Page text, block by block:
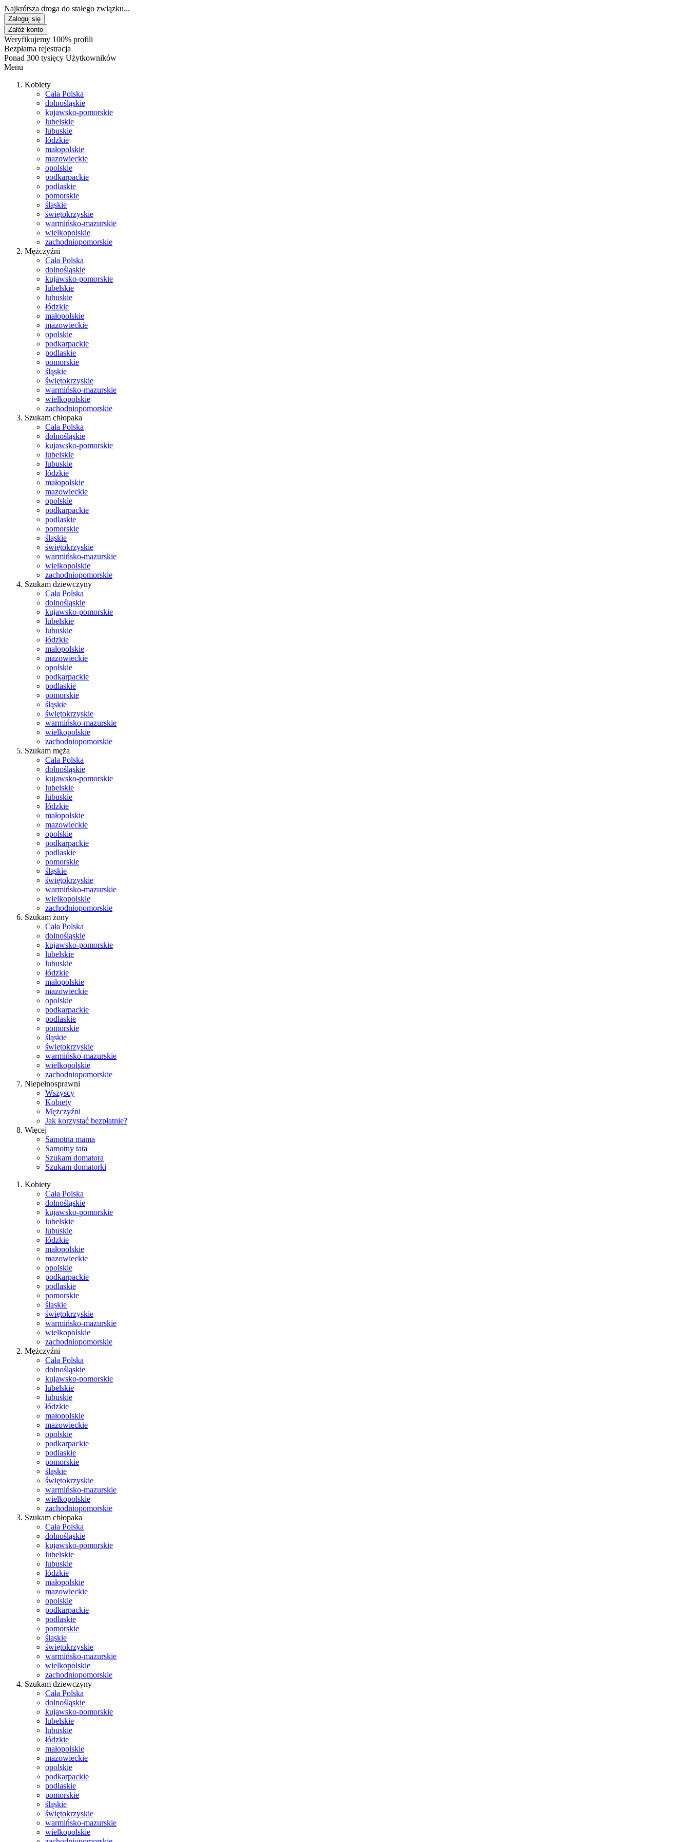
Najkrótsza droga do stałego związku...
Zaloguj się
Załóż konto
Weryfikujemy 100% profili
Bezpłatna rejestracja
Ponad 300 tysięcy Użytkowników
Menu
Kobiety
Cała Polska
dolnośląskie
kujawsko-pomorskie
lubelskie
lubuskie
łódzkie
małopolskie
mazowieckie
opolskie
podkarpackie
podlaskie
pomorskie
śląskie
świętokrzyskie
warmińsko-mazurskie
wielkopolskie
zachodniopomorskie
Mężczyźni
Cała Polska
dolnośląskie
kujawsko-pomorskie
lubelskie
lubuskie
łódzkie
małopolskie
mazowieckie
opolskie
podkarpackie
podlaskie
pomorskie
śląskie
świętokrzyskie
warmińsko-mazurskie
wielkopolskie
zachodniopomorskie
Szukam chłopaka
Cała Polska
dolnośląskie
kujawsko-pomorskie
lubelskie
lubuskie
łódzkie
małopolskie
mazowieckie
opolskie
podkarpackie
podlaskie
pomorskie
śląskie
świętokrzyskie
warmińsko-mazurskie
wielkopolskie
zachodniopomorskie
Szukam dziewczyny
Cała Polska
dolnośląskie
kujawsko-pomorskie
lubelskie
lubuskie
łódzkie
małopolskie
mazowieckie
opolskie
podkarpackie
podlaskie
pomorskie
śląskie
świętokrzyskie
warmińsko-mazurskie
wielkopolskie
zachodniopomorskie
Szukam męża
Cała Polska
dolnośląskie
kujawsko-pomorskie
lubelskie
lubuskie
łódzkie
małopolskie
mazowieckie
opolskie
podkarpackie
podlaskie
pomorskie
śląskie
świętokrzyskie
warmińsko-mazurskie
wielkopolskie
zachodniopomorskie
Szukam żony
Cała Polska
dolnośląskie
kujawsko-pomorskie
lubelskie
lubuskie
łódzkie
małopolskie
mazowieckie
opolskie
podkarpackie
podlaskie
pomorskie
śląskie
świętokrzyskie
warmińsko-mazurskie
wielkopolskie
zachodniopomorskie
Niepełnosprawni
Wszyscy
Kobiety
Mężczyźni
Jak korzystać bezpłatnie?
Więcej
Samotna mama
Samotny tata
Szukam domatora
Szukam domatorki
Kobiety
Cała Polska
dolnośląskie
kujawsko-pomorskie
lubelskie
lubuskie
łódzkie
małopolskie
mazowieckie
opolskie
podkarpackie
podlaskie
pomorskie
śląskie
świętokrzyskie
warmińsko-mazurskie
wielkopolskie
zachodniopomorskie
Mężczyźni
Cała Polska
dolnośląskie
kujawsko-pomorskie
lubelskie
lubuskie
łódzkie
małopolskie
mazowieckie
opolskie
podkarpackie
podlaskie
pomorskie
śląskie
świętokrzyskie
warmińsko-mazurskie
wielkopolskie
zachodniopomorskie
Szukam chłopaka
Cała Polska
dolnośląskie
kujawsko-pomorskie
lubelskie
lubuskie
łódzkie
małopolskie
mazowieckie
opolskie
podkarpackie
podlaskie
pomorskie
śląskie
świętokrzyskie
warmińsko-mazurskie
wielkopolskie
zachodniopomorskie
Szukam dziewczyny
Cała Polska
dolnośląskie
kujawsko-pomorskie
lubelskie
lubuskie
łódzkie
małopolskie
mazowieckie
opolskie
podkarpackie
podlaskie
pomorskie
śląskie
świętokrzyskie
warmińsko-mazurskie
wielkopolskie